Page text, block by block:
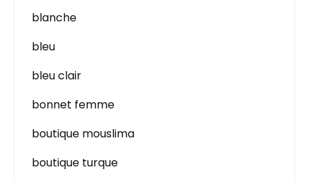
blanche
bleu
bleu clair
bonnet femme
boutique mouslima
boutique turque